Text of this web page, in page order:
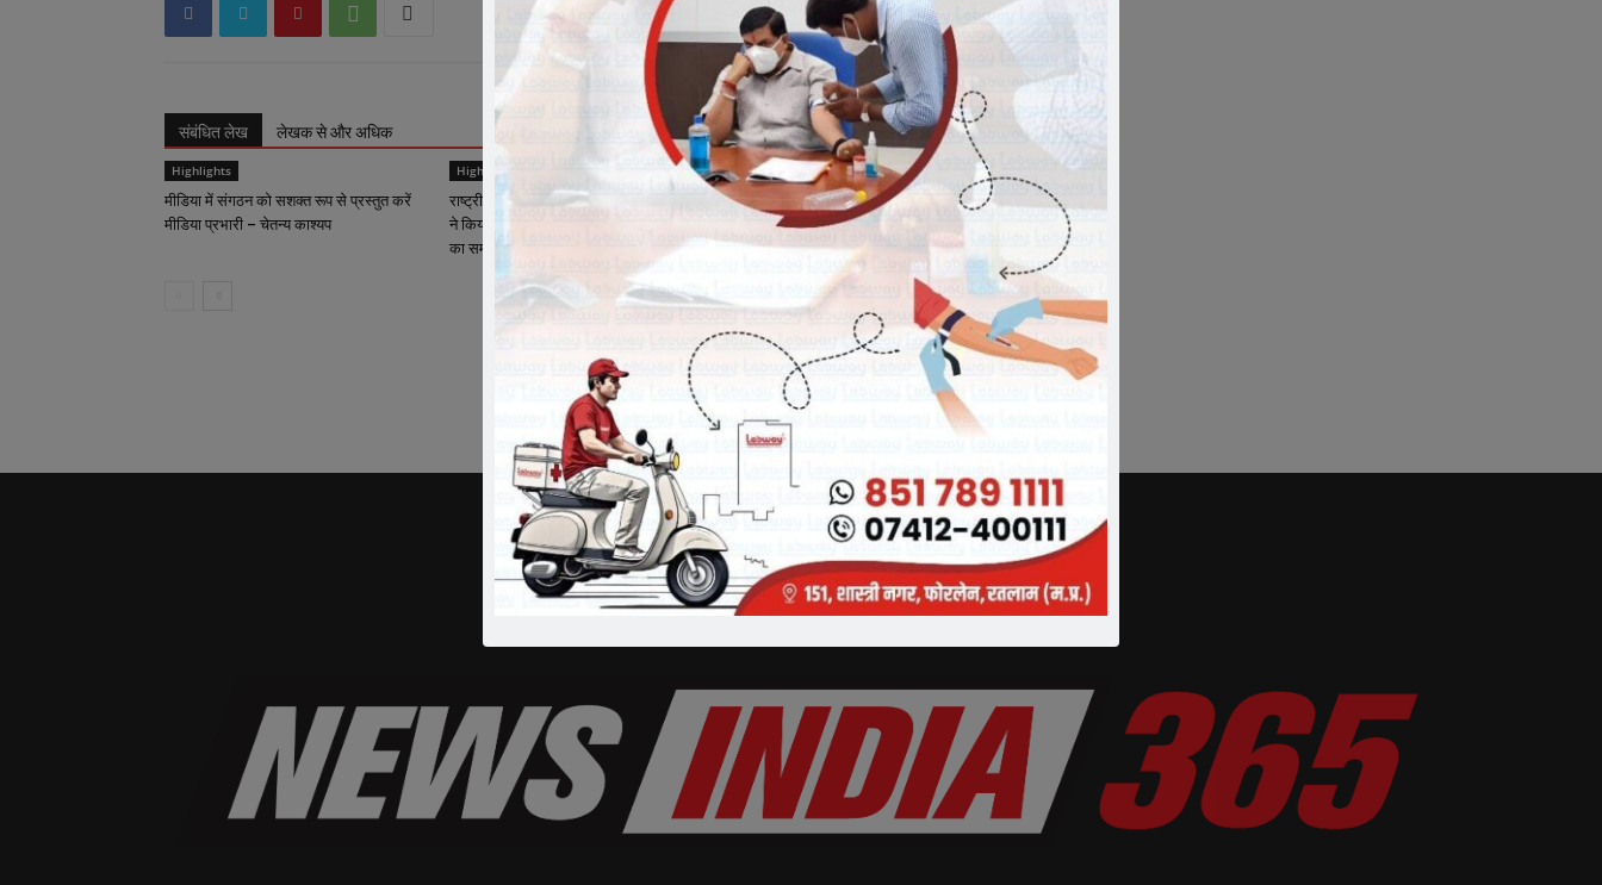
संबंधित लेख लेखक से और अधिक
Highlights
मीडिया में संगठन को सशक्त रूप से प्रस्तुत करें
मीडिया प्रभारी – चेतन्य काश्यप
Highlights
राष्ट्रीय कार्याध्यक्ष व कैबिनेट मंत्री चेतन्य काश्यप
ने किया क्रीड़ा-भारती की अन्तर प्रान्तीय बैठक
का समापन
Breaking News
भारतीय जनता पार्टी रतलाम जिले में नई
जिम्मेदारियों का ऐलान, भाजपा मे मीडिया प्रभारी
व सहप्रभारी की नियुक्ति